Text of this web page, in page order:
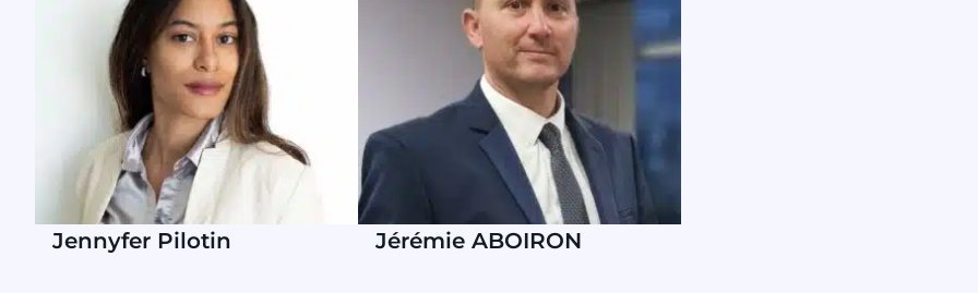
Jennyfer Pilotin Jérémie ABOIRON